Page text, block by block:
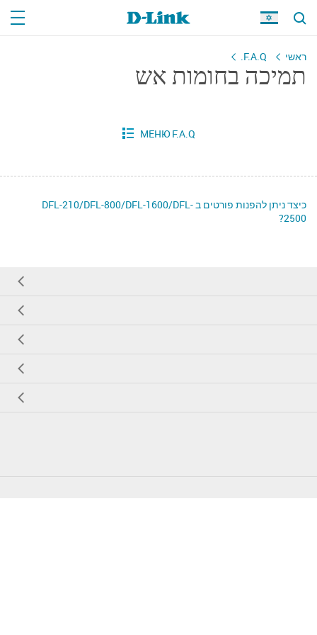
ראשי F.A.Q.
תמיכה בחומות אש
כיצד ניתן להפנות פורטים ב DFL-210/DFL-800/DFL-1600/DFL-
2500?